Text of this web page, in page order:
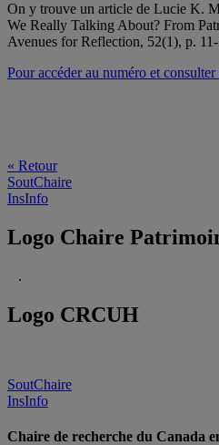
On y trouve un article de Lucie K.
We Really Talking About? From
Avenues for Reflection, 52(1), p.
Pour accéder au numéro et
« Retour
SoutChaire
InsInfo
Logo Chaire
.
Logo CRCUH
SoutChaire
InsInfo
Chaire de recherche du Canada